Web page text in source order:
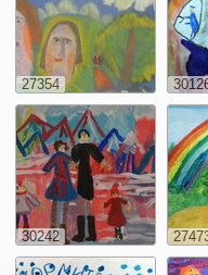
27354
30242